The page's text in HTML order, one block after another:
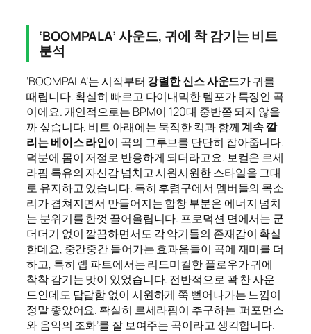
‘BOOMPALA’ 사운드, 귀에 착 감기는 비트
분석
‘BOOMPALA’는 시작부터 강렬한 신스 사운드가 귀를
때립니다. 확실히 빠르고 다이내믹한 템포가 특징인 곡
이에요. 개인적으로는 BPM이 120대 중반쯤 되지 않을
까 싶습니다. 비트 아래에는 묵직한 킥과 함께계속 깔
리는 베이스 라인이 곡의 그루브를 단단히 잡아줍니다.
덕분에 몸이 저절로 반응하게 되더라고요. 보컬은 르세
라핌 특유의 자신감 넘치고 시원시원한 스타일을 그대
로 유지하고 있습니다. 특히 후렴구에서 멤버들의 목소
리가 겹쳐지면서 만들어지는 합창 부분은 에너지 넘치
는 분위기를 한껏 끌어올립니다. 프로덕션 면에서는 군
더더기 없이 깔끔하면서도 각 악기들의 존재감이 확실
한데요, 중간중간 들어가는 효과음들이 곡에 재미를 더
하고, 특히 랩 파트에서는 리드미컬한 플로우가 귀에
착착 감기는 맛이 있었습니다. 전반적으로 꽉 찬 사운
드인데도 답답함 없이 시원하게 쭉 뻗어나가는 느낌이
정말 좋았어요. 확실히 르세라핌이 추구하는 ‘퍼포먼스
와 음악의 조화’를 잘 보여주는 곡이라고 생각합니다.